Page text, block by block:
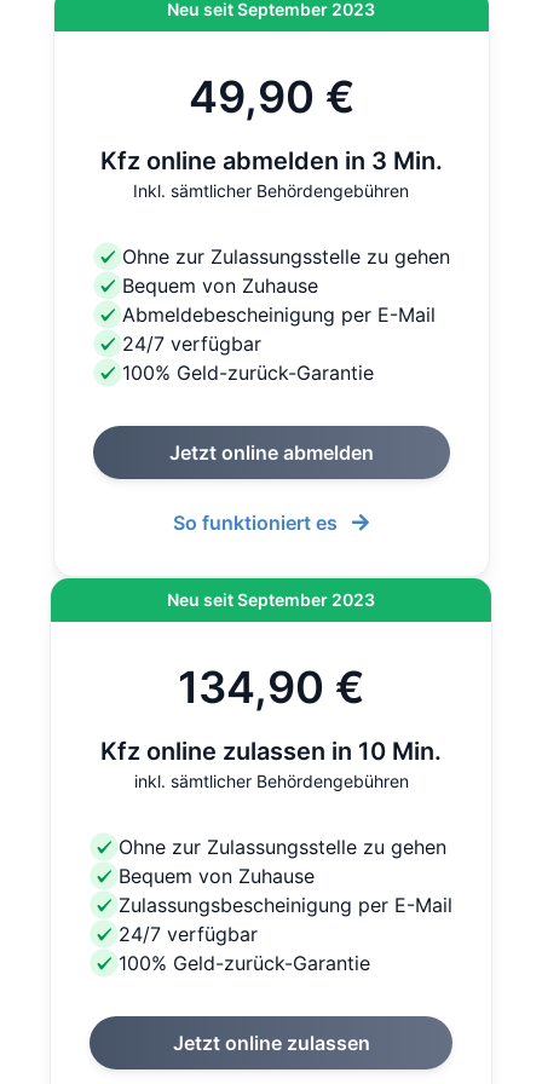
Neu seit September 2023
49,90 €
Kfz online abmelden in 3 Min.
Inkl. sämtlicher Behördengebühren
Ohne zur Zulassungsstelle zu gehen
Bequem von Zuhause
Abmeldebescheinigung per E-Mail
24/7 verfügbar
100% Geld-zurück-Garantie
Jetzt online abmelden
So funktioniert es
Neu seit September 2023
134,90 €
Kfz online zulassen in 10 Min.
inkl. sämtlicher Behördengebühren
Ohne zur Zulassungsstelle zu gehen
Bequem von Zuhause
Zulassungsbescheinigung per E-Mail
24/7 verfügbar
100% Geld-zurück-Garantie
Jetzt online zulassen